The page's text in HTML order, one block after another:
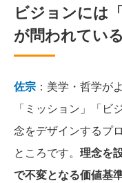
ビジョンには
が問われている
佐宗 ：美学・哲学が
「ミッション」「ビ
念をデザインするプ
ところです。 理念を
で不変となる価値基